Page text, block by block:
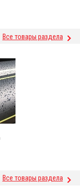
Все товары раздела
Все товары раздела